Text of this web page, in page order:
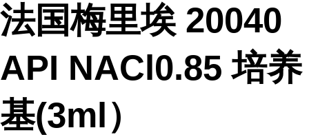
法国梅里埃 20040
API NACl0.85 培养
基(3ml）